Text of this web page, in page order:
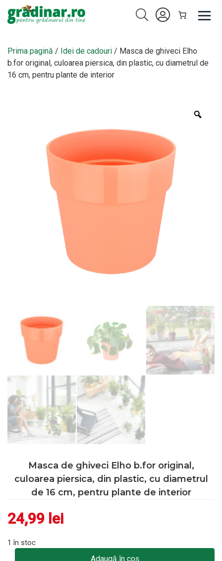
Prima pagină / Idei de cadouri / Masca de ghiveci Elho
b.for original, culoarea piersica, din plastic, cu diametrul de
16 cm, pentru plante de interior
Masca de ghiveci Elho b.for original,
culoarea piersica, din plastic, cu diametrul
de 16 cm, pentru plante de interior
24,99 lei
1 în stoc
Adaugă în coș